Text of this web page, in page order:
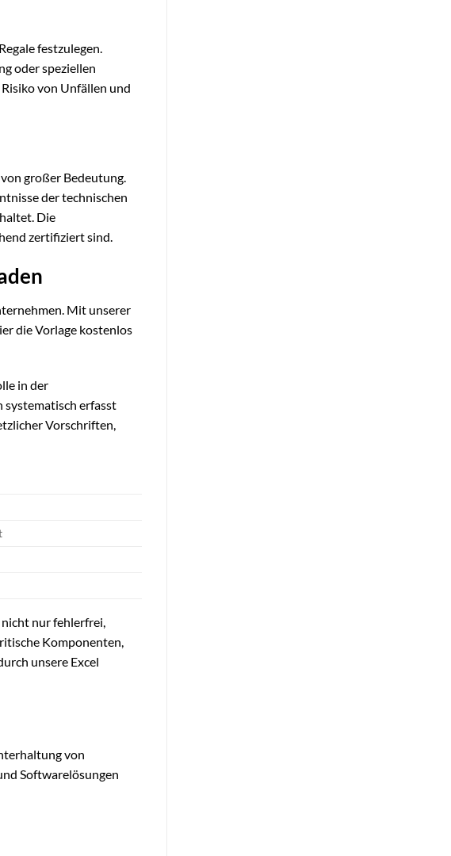
festzulegen.
oder speziellen
von Unfällen und
großer Bedeutung.
der technischen
Die
zertifiziert sind.
Mit unserer
die Vorlage kostenlos
in der
systematisch erfasst
Vorschriften,
nur fehlerfrei,
Komponenten,
unsere Excel
von
Softwarelösungen